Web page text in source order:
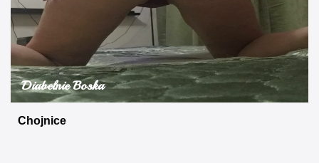
Diabelnie Boska
Chojnice